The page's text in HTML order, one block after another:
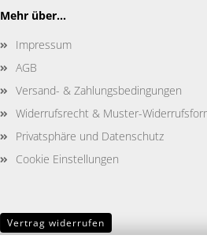
Mehr über...
Impressum
AGB
Versand- & Zahlungsbedingungen
Widerrufsrecht & Muster-
Privatsphäre und Datenschutz
Cookie Einstellungen
Vertrag widerrufen